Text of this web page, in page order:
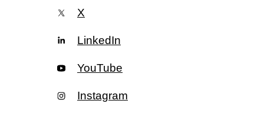
X
LinkedIn
YouTube
Instagram